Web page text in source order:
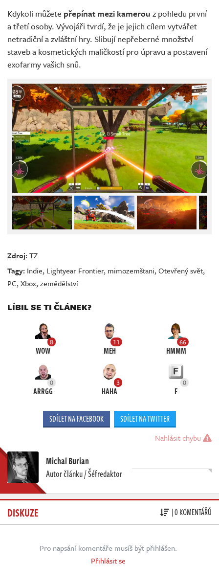
Kdykoli můžete přepínat mezi kamerou z pohledu první
a třetí osoby. Vývojáři tvrdí, že je jejich cílem vytvářet
netradiční a zvláštní hry. Slibují nepřeberné množství
staveb a kosmetických maličkostí pro úpravu a postavení
exofarmy vašich snů.
Zdroj:TZ
Tagy: Indie, Lightyear Frontier, mimozemštani,Otevřený svět,
PC,Xbox,zemědělství
LÍBIL SE TI ČLÁNEK?
8
WOW
11
MEH
66
HMMM
0
ARRGG
3
HAHA
0
F
SDÍLET NA FACEBOOK SDÍLET NA TWITTER
Nahlásit chybu
Michal Burian
Autor článku / Šéfredaktor
DISKUZE | 0 KOMENTÁŘŮ
Pro napsání komentáře musíš být přihlášen.
Přihlásit se